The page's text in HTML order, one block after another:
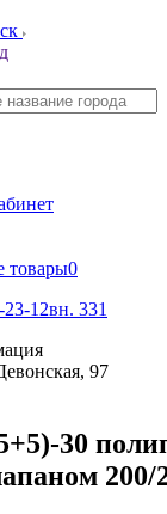
товары0
12вн. 331
97
30
200/